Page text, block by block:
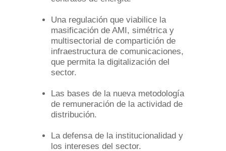
Una regulación que viabilice la
masificación de AMI, simétrica y
multisectorial de compartición de
infraestructura de comunicaciones,
que permita la digitalización del
sector.
Las bases de la nueva metodología
de remuneración de la actividad de
distribución.
La defensa de la institucionalidad y
los intereses del sector.